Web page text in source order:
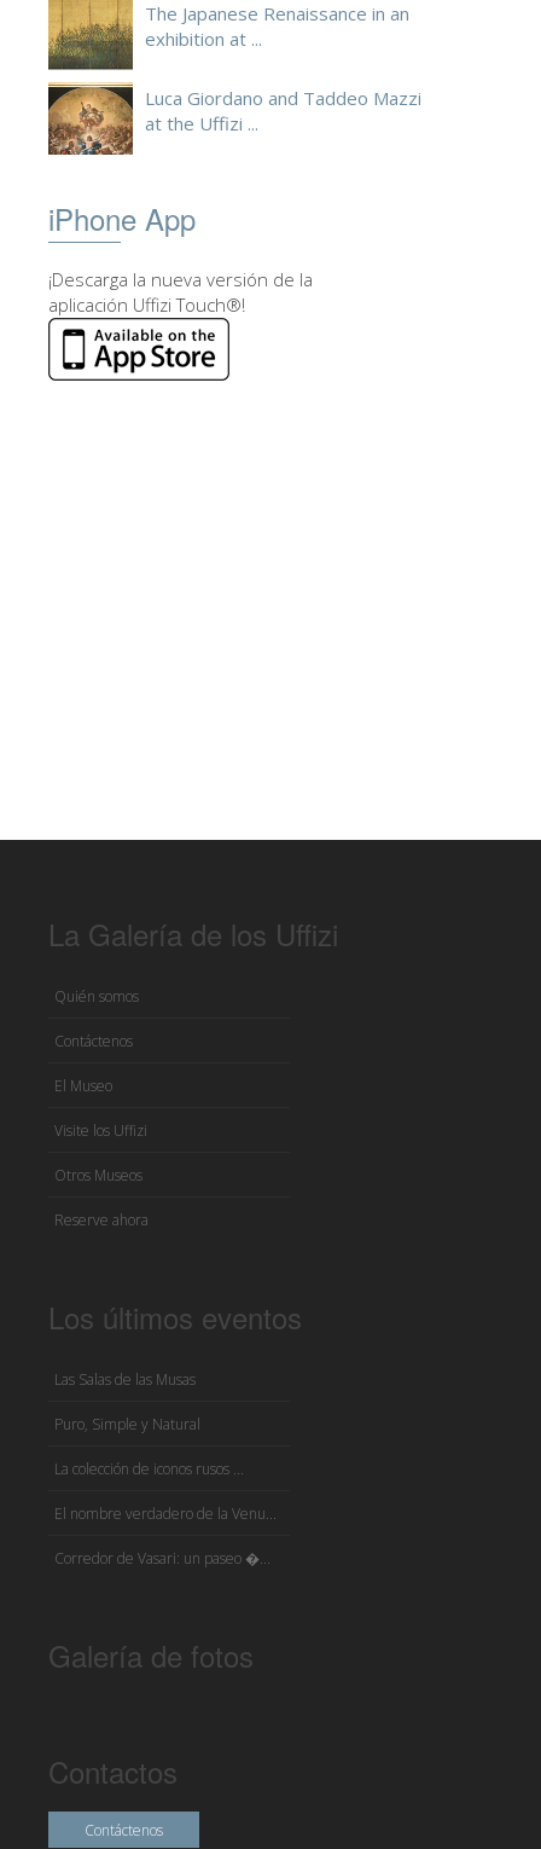
The Japanese Renaissance in an
exhibition at ...
Luca Giordano and Taddeo Mazzi
at the Uffizi ...
iPhone App
¡Descarga la nueva versión de la
aplicación Uffizi Touch®!
La Galería de los Uffizi
Quién somos
Contáctenos
El Museo
Visite los Uffizi
Otros Museos
Reserve ahora
Los últimos eventos
Las Salas de las Musas
Puro, Simple y Natural
La colección de iconos rusos ...
El nombre verdadero de la Venu...
Corredor de Vasari: un paseo �...
Galería de fotos
Contactos
Contáctenos